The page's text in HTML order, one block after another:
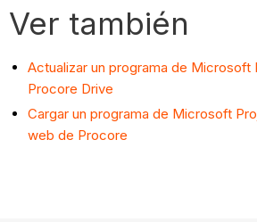
Ver también
Actualizar un programa de Microsoft
Procore Drive
Cargar un programa de Microsoft
web de Procore